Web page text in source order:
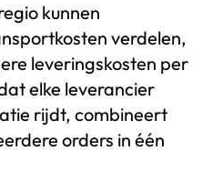
kunnen
verdelen,
leveringskosten per
elke leverancier
rijdt, combineert
orders in één